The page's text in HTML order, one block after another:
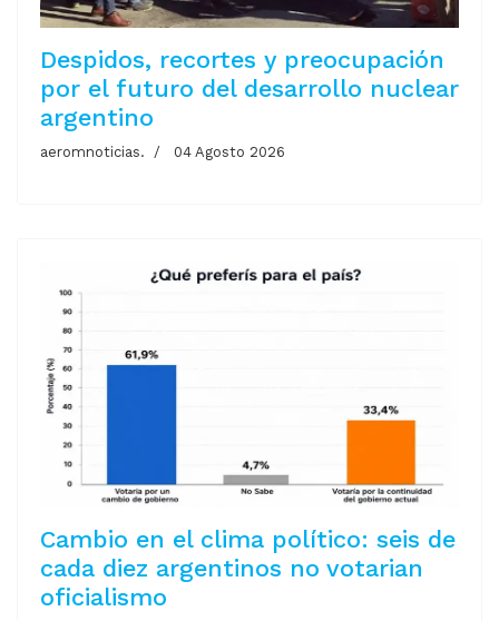
Despidos, recortes y preocupación
por el futuro del desarrollo nuclear
argentino
aeromnoticias. 04 Agosto 2026
Cambio en el clima político: seis de
cada diez argentinos no votarian
oficialismo